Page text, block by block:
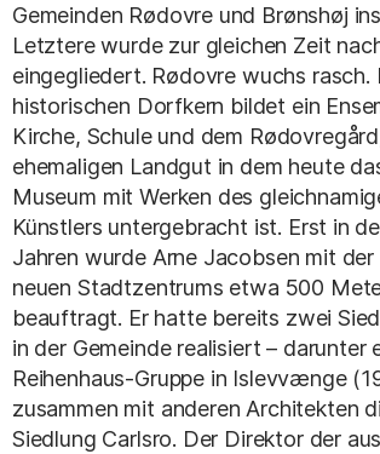
Gemeinden Rødovre und Brønshøj
Letztere wurde zur gleichen Zeit
eingegliedert. Rødovre wuchs rasch.
historischen Dorfkern bildet ein
Kirche, Schule und dem
ehemaligen Landgut in dem heute
Museum mit Werken des
Künstlers untergebracht ist. Erst in
Jahren wurde Arne Jacobsen mit der
neuen Stadtzentrums etwa 500
beauftragt. Er hatte bereits zwei
in der Gemeinde realisiert – darunter
Reihenhaus-Gruppe in Islevvænge
zusammen mit anderen Architekten
Siedlung Carlsro. Der Direktor der